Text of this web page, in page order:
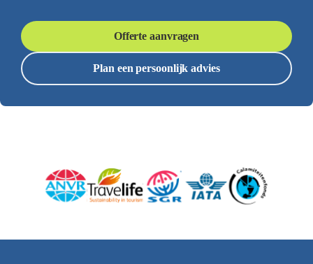
Offerte aanvragen
Plan een persoonlijk advies